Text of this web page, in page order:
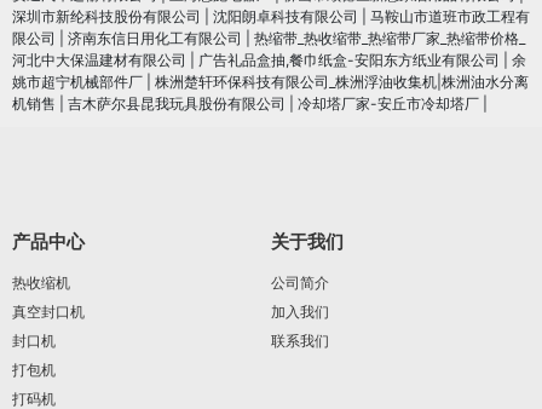
深圳市新纶科技股份有限公司
沈阳朗卓科技有限公司
马鞍山市道班市政工程有
限公司
济南东信日用化工有限公司
热缩带_热收缩带_热缩带厂家_热缩带价格_
河北中大保温建材有限公司
广告礼品盒抽,餐巾纸盒-安阳东方纸业有限公司
余
姚市超宁机械部件厂
株洲楚轩环保科技有限公司_株洲浮油收集机|株洲油水分离
机销售
吉木萨尔县昆我玩具股份有限公司 冷却塔厂家-安丘市冷却塔厂
产品中心
热收缩机
真空封口机
封口机
打包机
打码机
关于我们
公司简介
加入我们
联系我们